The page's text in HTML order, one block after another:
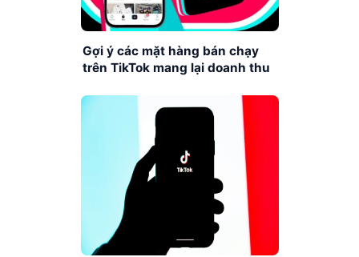
Gợi ý các mặt hàng bán chạy
trên TikTok mang lại doanh thu